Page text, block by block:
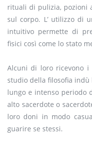
rituali di pulizia, pozioni
sul corpo. L’ utilizzo di
intuitivo permette di
fisici così come lo stato
Alcuni di loro ricevono
studio della filosofia
lungo e intenso periodo
alto sacerdote o
loro doni in modo
guarire se stessi.